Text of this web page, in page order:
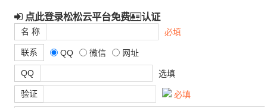
点此登录松松云平台免费 认证
名 称 必填
联系 QQ 微信 网址
QQ 选填
验证 必填